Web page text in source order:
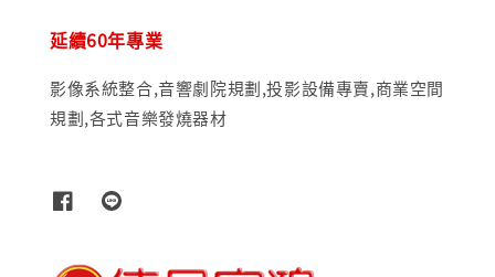
延續60年專業
影像系統整合,音響劇院規劃,投影設備專賣,商業空間
規劃,各式音樂發燒器材